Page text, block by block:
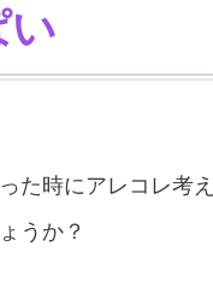
い
た時にアレコレ考え
うか？